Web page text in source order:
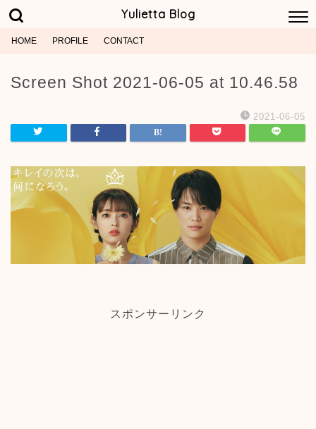
Yulietta Blog
HOME PROFILE CONTACT
Screen Shot 2021-06-05 at 10.46.58
2021-06-05
スポンサーリンク